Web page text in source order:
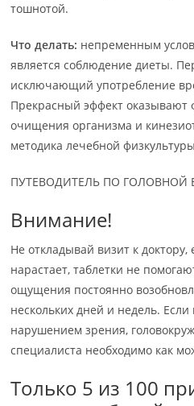
тошнотой.
Что делать: непременным
является соблюдение диеты.
исключающий употребление
Прекрасный эффект оказывают
очищения организма и
методика лечебной
ПУТЕВОДИТЕЛЬ ПО ГОЛОВНОЙ
Внимание!
Не откладывай визит к доктору,
нарастает, таблетки не
ощущения постоянно
нескольких дней и недель. Если
нарушением зрения,
специалиста необходимо как
Только 5 из 100